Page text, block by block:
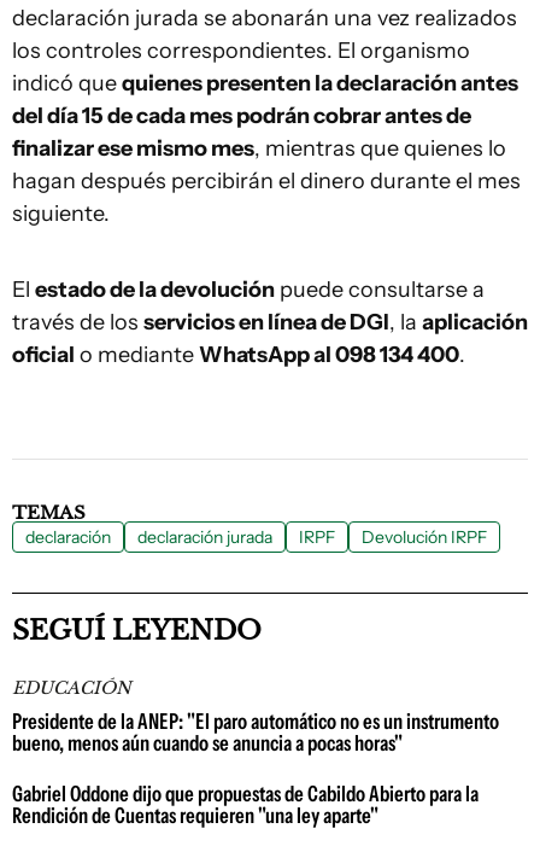
declaración jurada se abonarán una vez realizados
los controles correspondientes. El organismo
indicó quequienes presenten la declaración antes
del día 15 de cada mes podrán cobrar antes de
finalizar ese mismo mes, mientras que quienes lo
hagan después percibirán el dinero durante el mes
siguiente.
El estado de la devolución puede consultarse a
través de los servicios en línea de DGI, la aplicación
oficial o medianteWhatsApp al 098 134 400.
TEMAS
declaración declaración jurada IRPF Devolución IRPF
SEGUÍ LEYENDO
EDUCACIÓN
Presidente de la ANEP: "El paro automático no es un instrumento
bueno, menos aún cuando se anuncia a pocas horas"
Gabriel Oddone dijo que propuestas de Cabildo Abierto para la
Rendición de Cuentas requieren "una ley aparte"